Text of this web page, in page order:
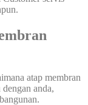
atap membran
anda,